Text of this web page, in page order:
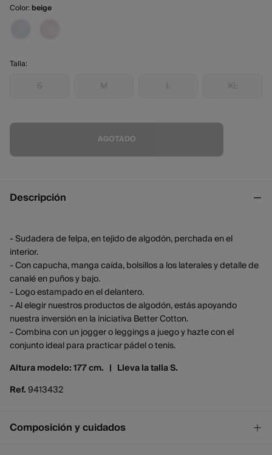
Color: beige
Talla:
S M L XL
AGOTADO
Descripción
- Sudadera de felpa, en tejido de algodón, perchada en el
interior.
- Con capucha, manga caída, bolsillos a los laterales y detalle de
canalé en puños y bajo.
- Logo estampado en el delantero.
- Al elegir nuestros productos de algodón, estás apoyando
nuestra inversión en la iniciativa Better Cotton.
- Combina con un jogger o leggings a juego y hazte con el
conjunto ideal para practicar pádel o tenis.
Altura modelo: 177 cm. | Lleva la talla S.
Ref.9413432
Composición y cuidados